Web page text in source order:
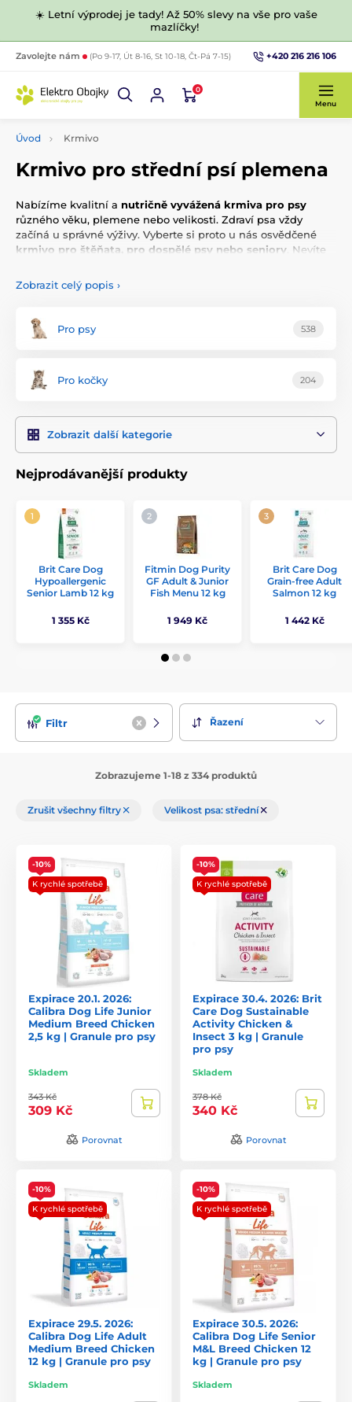
☀️ Letní výprodej je tady! Až 50% slevy na vše pro vaše
mazlíčky!
Zavolejte nám (Po 9-17, Út 8-16, St 10-18, Čt-Pá 7-15) +420 216 216 106
0
Menu
Úvod Krmivo
Krmivo pro střední psí plemena
Nabízíme kvalitní a nutričně vyvážená krmiva pro psy
různého věku, plemene nebo velikosti. Zdraví psa vždy
začíná u správné výživy. Vyberte si proto u nás osvědčené
krmivo pro štěňata, pro dospělé psy nebo seniory . Nevíte
podívat na zoubek.
Zobrazit celý popis ›
Pro psy 538
Pro kočky 204
Zobrazit další kategorie
Nejprodávanější produkty
Brit Care Dog
Hypoallergenic
Senior Lamb 12 kg
1 355 Kč
Fitmin Dog Purity
GF Adult & Junior
Fish Menu 12 kg
1 949 Kč
Brit Care Dog
Grain-free Adult
Salmon 12 kg
1 442 Kč
Filtr Řazení
Zobrazujeme 1-18 z 334 produktů
Zrušit všechny filtry Velikost psa: střední
-10%
K rychlé spotřebě
Expirace 20.1. 2026:
Calibra Dog Life Junior
Medium Breed Chicken
2,5 kg | Granule pro psy
Skladem
343 Kč
309 Kč
Porovnat
-10%
K rychlé spotřebě
Expirace 30.4. 2026: Brit
Care Dog Sustainable
Activity Chicken &
Insect 3 kg | Granule
pro psy
Skladem
378 Kč
340 Kč
Porovnat
-10%
K rychlé spotřebě
Expirace 29.5. 2026:
Calibra Dog Life Adult
Medium Breed Chicken
12 kg | Granule pro psy
Skladem
-10%
K rychlé spotřebě
Expirace 30.5. 2026:
Calibra Dog Life Senior
M&L Breed Chicken 12
kg | Granule pro psy
Skladem